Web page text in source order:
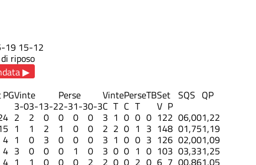
-19 15-12
riposo
▶
PGVinte Perse VintePerseTBSet SQS QP
3-03-13-22-31-30-3C T C T V P
4 2 2 0 0 0 0 3 1 0 0 0 122 06,001,22
5 1 1 2 1 0 0 2 2 0 1 3 148 01,751,19
4 1 0 3 0 0 0 3 1 0 0 3 126 02,001,09
4 3 0 0 0 1 0 3 0 0 1 0 103 03,331,25
4 1 1 0 0 0 2 2 0 0 2 0 6 7 00,861,05